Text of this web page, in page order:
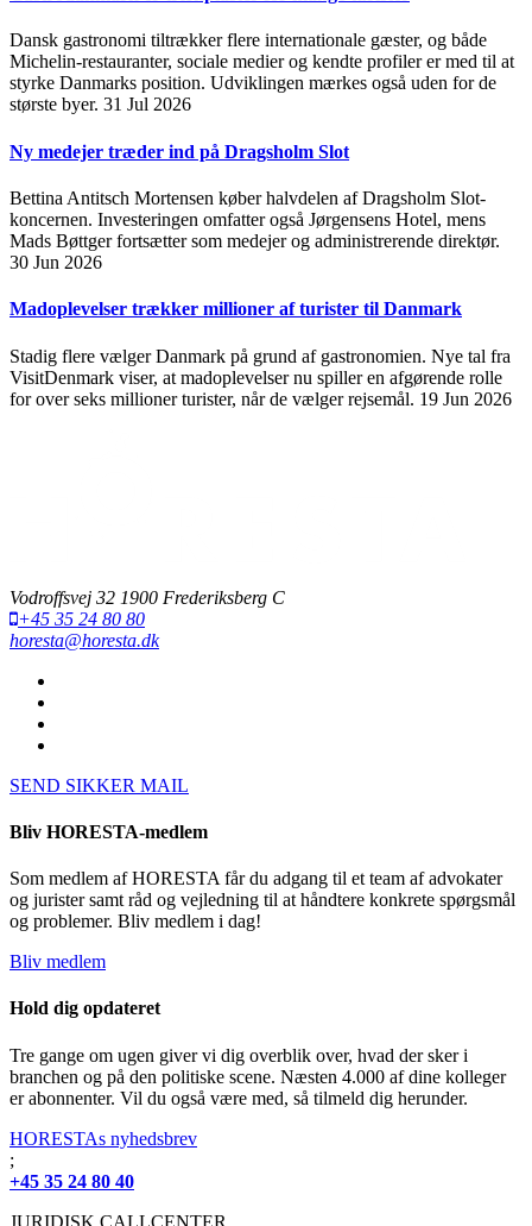
Dansk gastronomi tiltrækker flere internationale gæster, og både
Michelin-restauranter, sociale medier og kendte profiler er med til at
styrke Danmarks position. Udviklingen mærkes også uden for de
største byer. 31 Jul 2026
Ny medejer træder ind på Dragsholm Slot
Bettina Antitsch Mortensen køber halvdelen af Dragsholm Slot-
koncernen. Investeringen omfatter også Jørgensens Hotel, mens
Mads Bøttger fortsætter som medejer og administrerende direktør.
30 Jun 2026
Madoplevelser trækker millioner af turister til Danmark
Stadig flere vælger Danmark på grund af gastronomien. Nye tal fra
VisitDenmark viser, at madoplevelser nu spiller en afgørende rolle
for over seks millioner turister, når de vælger rejsemål. 19 Jun 2026
Vodroffsvej 32 1900 Frederiksberg C
+45 35 24 80 80
horesta@horesta.dk
SEND SIKKER MAIL
Bliv HORESTA-medlem
Som medlem af HORESTA får du adgang til et team af advokater
og jurister samt råd og vejledning til at håndtere konkrete spørgsmål
og problemer. Bliv medlem i dag!
Bliv medlem
Hold dig opdateret
Tre gange om ugen giver vi dig overblik over, hvad der sker i
branchen og på den politiske scene. Næsten 4.000 af dine kolleger
er abonnenter. Vil du også være med, så tilmeld dig herunder.
HORESTAs nyhedsbrev
;
+45 35 24 80 40
JURIDISK CALLCENTER